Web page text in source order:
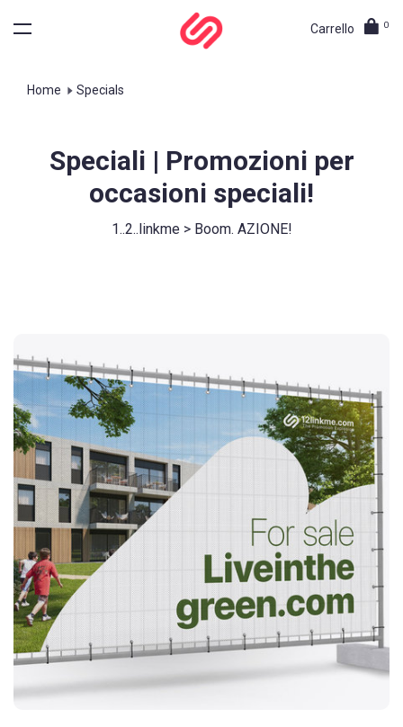
Carrello 0
Home Specials
Speciali | Promozioni per
occasioni speciali!
1..2..linkme > Boom. AZIONE!